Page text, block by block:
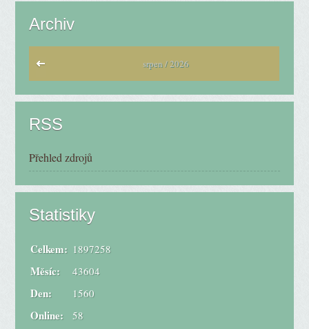
Archiv
srpen / 2026
RSS
Přehled zdrojů
Statistiky
Online: 58
Celkem: 1897258
Měsíc: 43604
Den: 1560